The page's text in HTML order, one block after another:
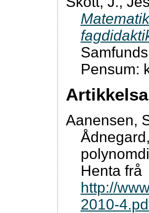
Pensum:
Aanensen,
Henta frå
http://
2010-